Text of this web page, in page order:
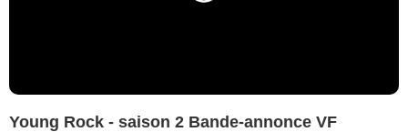
Young Rock - saison 2 Bande-annonce VF